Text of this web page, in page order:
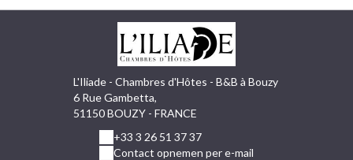
L'Iliade - Chambres d'Hôtes - B&B à Bouzy
6 Rue Gambetta,
51150 BOUZY - FRANCE
+33 3 26 51 37 37
Contact opnemen per e-mail